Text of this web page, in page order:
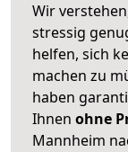
Wir
stressig
helfen, sich
machen zu
haben
Ihnen ohne
Mannheim